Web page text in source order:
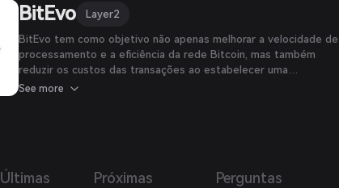
BitEvo Layer2
BitEvo tem como objetivo não apenas melhorar a velocidade de
processamento e a eficiência da rede Bitcoin, mas também
reduzir os custos das transações ao estabelecer uma
plataforma descentralizada de Camada 2. Além disso, introduz
See more
Últimas
Próximas
Perguntas